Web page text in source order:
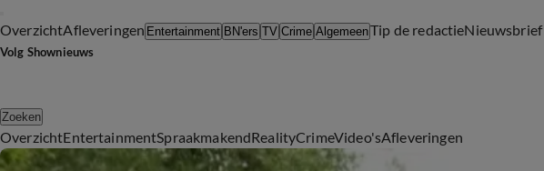
OverzichtAfleveringen Entertainment BN'ers TV Crime AlgemeenTip de redactieNieuwsbrief
Volg Shownieuws
Zoeken
OverzichtEntertainmentSpraakmakendRealityCrimeVideo'sAfleveringen